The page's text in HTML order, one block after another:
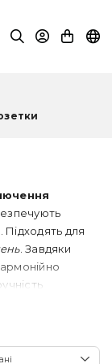
Підходять для
. Завдяки
безпечного та